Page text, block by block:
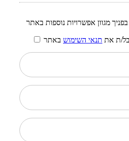
מגוון אפשרויות נוספות באתר
ת את תנאי השימוש באתר